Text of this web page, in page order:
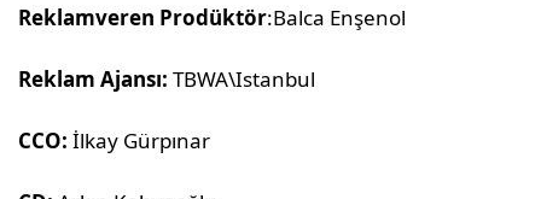
Reklamveren Prodüktör:Balca Enşenol
Reklam Ajansı: TBWA\Istanbul
CCO: İlkay Gürpınar